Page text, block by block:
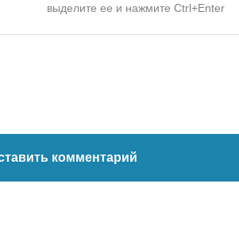
выделите ее и нажмите Ctrl+Enter
комментарий